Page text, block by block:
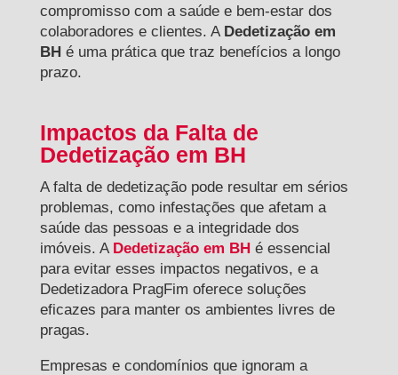
compromisso com a saúde e bem-estar dos
colaboradores e clientes. A Dedetização em
BH é uma prática que traz benefícios a longo
prazo.
Impactos da Falta de
Dedetização em BH
A falta de dedetização pode resultar em sérios
problemas, como infestações que afetam a
saúde das pessoas e a integridade dos
imóveis. A Dedetização em BHé essencial
para evitar esses impactos negativos, e a
Dedetizadora PragFim oferece soluções
eficazes para manter os ambientes livres de
pragas.
Empresas e condomínios que ignoram a